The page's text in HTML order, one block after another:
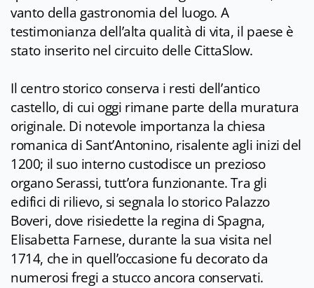
vanto della gastronomia del luogo. A
testimonianza dell’alta qualità di vita, il paese è
stato inserito nel circuito delle CittaSlow.
Il centro storico conserva i resti dell’antico
castello, di cui oggi rimane parte della muratura
originale. Di notevole importanza la chiesa
romanica di Sant’Antonino, risalente agli inizi del
1200; il suo interno custodisce un prezioso
organo Serassi, tutt’ora funzionante. Tra gli
edifici di rilievo, si segnala lo storico Palazzo
Boveri, dove risiedette la regina di Spagna,
Elisabetta Farnese, durante la sua visita nel
1714, che in quell’occasione fu decorato da
numerosi fregi a stucco ancora conservati.